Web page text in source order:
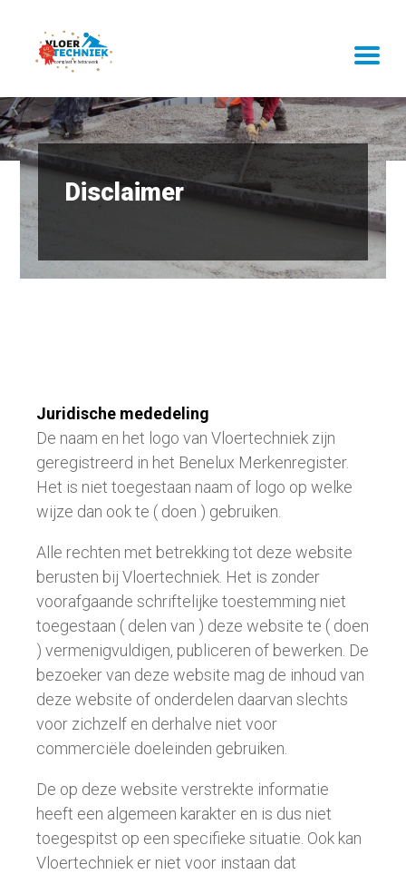
Disclaimer
Juridische mededeling
De naam en het logo van Vloertechniek zijn
geregistreerd in het Benelux Merkenregister.
Het is niet toegestaan naam of logo op welke
wijze dan ook te ( doen ) gebruiken.
Alle rechten met betrekking tot deze website
berusten bij Vloertechniek. Het is zonder
voorafgaande schriftelijke toestemming niet
toegestaan ( delen van ) deze website te ( doen
) vermenigvuldigen, publiceren of bewerken. De
bezoeker van deze website mag de inhoud van
deze website of onderdelen daarvan slechts
voor zichzelf en derhalve niet voor
commerciële doeleinden gebruiken.
De op deze website verstrekte informatie
heeft een algemeen karakter en is dus niet
toegespitst op een specifieke situatie. Ook kan
Vloertechniek er niet voor instaan dat